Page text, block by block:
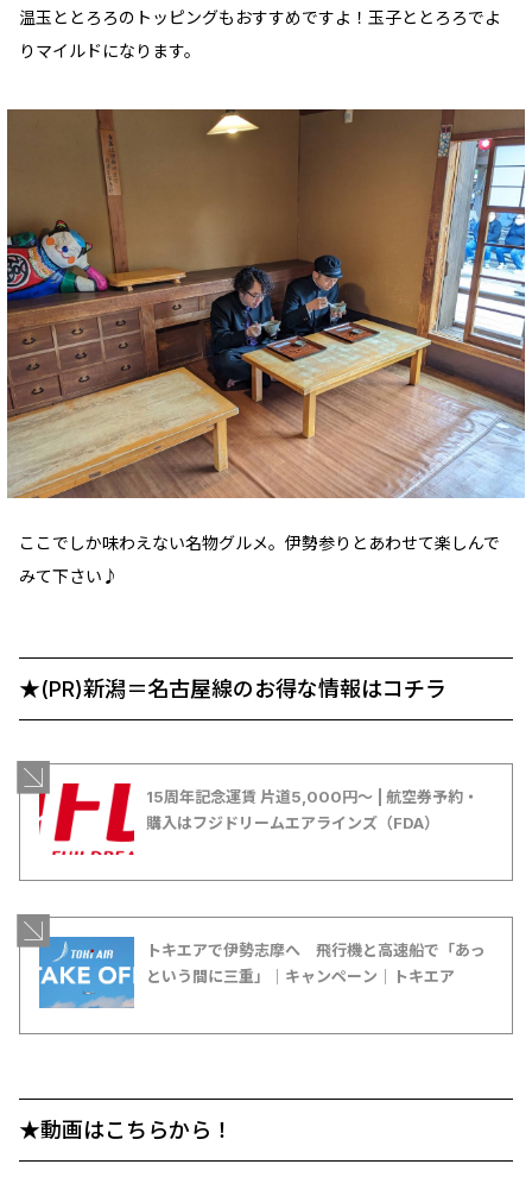
温玉ととろろのトッピングもおすすめですよ！玉子ととろろでよ
りマイルドになります。
ここでしか味わえない名物グルメ。伊勢参りとあわせて楽しんで
みて下さい♪
★(PR)新潟＝名古屋線のお得な情報はコチラ
15周年記念運賃 片道5,000円〜 | 航空券予約・
購入はフジドリームエアラインズ（FDA）
トキエアで伊勢志摩へ 飛行機と高速船で「あっ
という間に三重」｜キャンペーン｜トキエア
★動画はこちらから！